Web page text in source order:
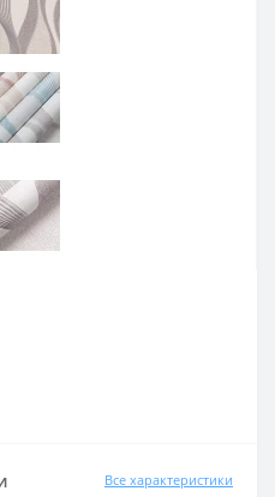
Все характеристики